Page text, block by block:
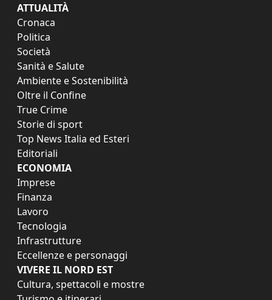
ATTUALITÀ
Cronaca
Politica
Società
Sanità e Salute
Ambiente e Sostenibilità
Oltre il Confine
True Crime
Storie di sport
Top News Italia ed Esteri
Editoriali
ECONOMIA
Imprese
Finanza
Lavoro
Tecnologia
Infrastrutture
Eccellenze e personaggi
VIVERE IL NORD EST
Cultura, spettacoli e mostre